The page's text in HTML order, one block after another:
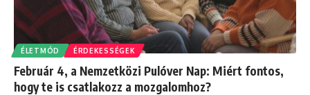
ÉLETMÓD ÉRDEKESSÉGEK
Február 4, a Nemzetközi Pulóver Nap: Miért fontos,
hogy te is csatlakozz a mozgalomhoz?